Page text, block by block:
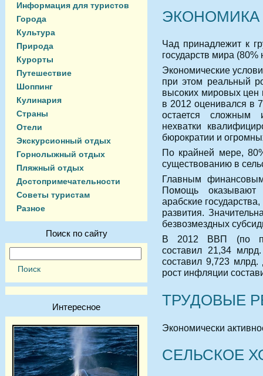
Информация для туристов
Города
Культура
Природа
Курорты
Путешествие
Шоппинг
Кулинария
Страны
Отели
Экскурсионный отдых
Горнолыжный отдых
Пляжный отдых
Достопримечательности
Советы туристам
Разное
Поиск по сайту
Интересное
ЭКОНОМИКА
Чад принадлежит к
государств мира (80%
Экономические
при этом реальный
высоких мировых
в 2012 оценивался в
остается сложным
нехватки
бюрократии и
По крайней мере,
существованию в
Главным
Помощь оказывают
арабские государства,
развития.
безвозмездных
В 2012 ВВП (по
составил 21,34
составил 9,723
рост инфляции
ТРУДОВЫЕ
Экономически
СЕЛЬСКОЕ